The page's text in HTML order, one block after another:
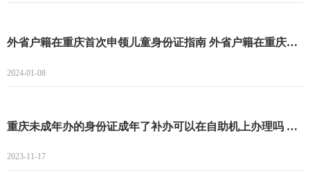
外省户籍在重庆首次申领儿童身份证指南 外省户籍在重庆首次申领儿童身份证条件+材料+流程
2024-01-08
重庆未成年办的身份证成年了补办可以在自助机上办理吗 重庆未成年办的身份证成年了补办能不能在自助机上办理
2023-11-17